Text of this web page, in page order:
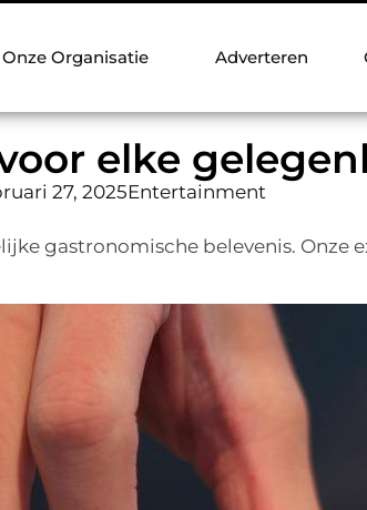
Onze Organisatie Adverteren
elke
27, 2025Entertainment
gastronomische belevenis.